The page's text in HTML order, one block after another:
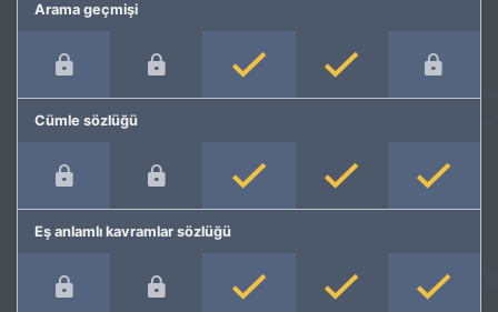
Arama geçmişi
Cümle sözlüğü
Eş anlamlı kavramlar sözlüğü